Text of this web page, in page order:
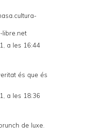
libre.net
a les 16:44
és que és
a les 18:36
de luxe.